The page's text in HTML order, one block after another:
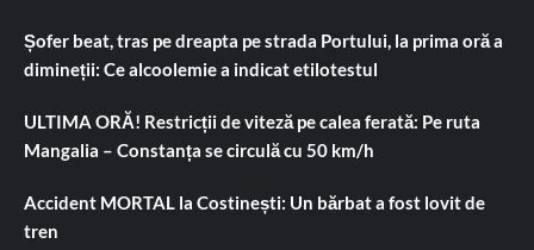
Șofer beat, tras pe dreapta pe strada Portului, la prima oră a
dimineții: Ce alcoolemie a indicat etilotestul
ULTIMA ORĂ! Restricții de viteză pe calea ferată: Pe ruta
Mangalia – Constanța se circulă cu 50 km/h
Accident MORTAL la Costinești: Un bărbat a fost lovit de
tren